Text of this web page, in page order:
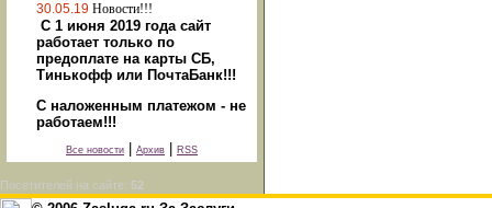
30.05.19 Новости!!!
С 1 июня 2019 года сайт
работает только по
предоплате на карты СБ,
Тинькофф или ПочтаБанк!!!
С наложенным платежом - не
работаем!!!
Все новости Архив RSS
Посетителей на сайте: 52